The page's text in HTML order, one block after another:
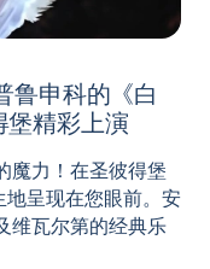
鲁申科的《白
堡精彩上演
魔力！在圣彼得堡
呈现在您眼前。安
维瓦尔第的经典乐